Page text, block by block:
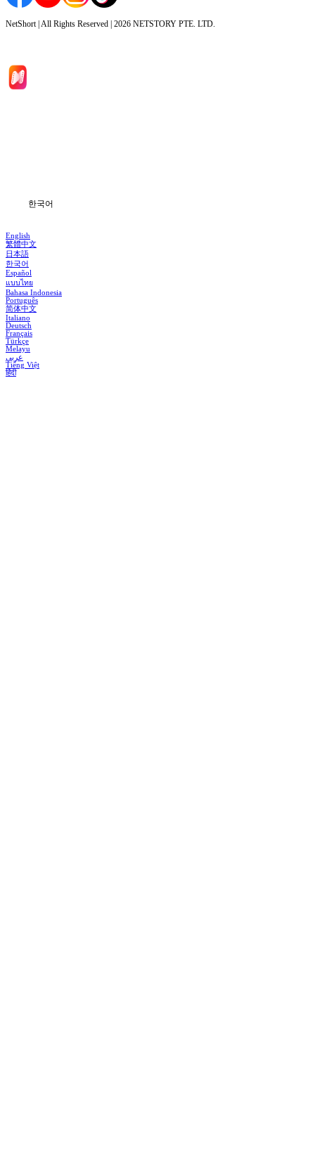
NetShort | All Rights Reserved | 2026 NETSTORY PTE. LTD.
한국어
English
繁體中文
日本語
한국어
Español
แบบไทย
Bahasa Indonesia
Português
简体中文
Italiano
Deutsch
Français
Türkçe
Melayu
عربي
Tiếng Việt
हिंदी